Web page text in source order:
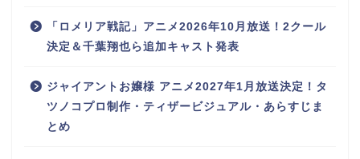
「ロメリア戦記」アニメ2026年10月放送！2クール
決定＆千葉翔也ら追加キャスト発表
ジャイアントお嬢様 アニメ2027年1月放送決定！タ
ツノコプロ制作・ティザービジュアル・あらすじま
とめ